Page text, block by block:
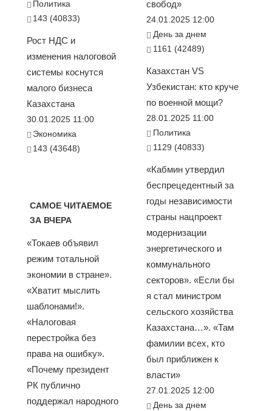
Политика
143 (40833)
Рост НДС и
изменения налоговой
системы коснутся
малого бизнеса
Казахстана
30.01.2025 11:00
Экономика
143 (43648)
САМОЕ ЧИТАЕМОЕ
ЗА ВЧЕРА
«Токаев объявил
режим тотальной
экономии в стране».
«Хватит мыслить
шаблонами!».
«Налоговая
перестройка без
права на ошибку».
«Почему президент
РК публично
поддержал народного
свобод»
24.01.2025 12:00
День за днем
1161 (42489)
Казахстан VS
Узбекистан: кто круче
по военной мощи?
28.01.2025 11:00
Политика
1129 (40833)
«Кабмин утвердил
беспрецедентный за
годы независимости
страны нацпроект
модернизации
энергетического и
коммунального
секторов». «Если бы
я стал министром
сельского хозяйства
Казахстана…». «Там
фамилии всех, кто
был приближен к
власти»
27.01.2025 12:00
День за днем